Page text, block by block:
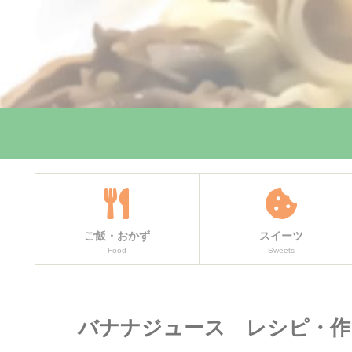
ご飯・おかず
Food
スイーツ
Sweets
バナナジュース レシピ・